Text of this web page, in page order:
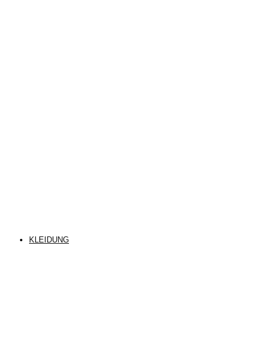
KLEIDUNG